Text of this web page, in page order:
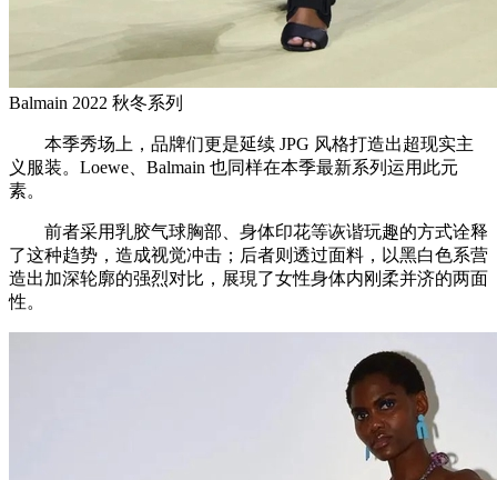
Balmain 2022 秋冬系列
本季秀场上，品牌们更是延续 JPG 风格打造出超现实主
义服装。Loewe、Balmain 也同样在本季最新系列运用此元
素。
前者采用乳胶气球胸部、身体印花等诙谐玩趣的方式诠释
了这种趋势，造成视觉冲击；后者则透过面料，以黑白色系营
造出加深轮廓的强烈对比，展現了女性身体内刚柔并济的两面
性。